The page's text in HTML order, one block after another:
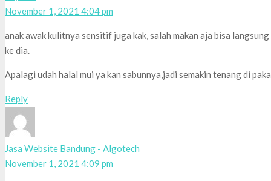
November 1, 2021 4:04 pm
anak awak kulitnya sensitif juga kak, salah makan aja bisa
ke dia.
Apalagi udah halal mui ya kan sabunnya,jadi semakin tenang di
Reply
Jasa Website Bandung - Algotech
November 1, 2021 4:09 pm